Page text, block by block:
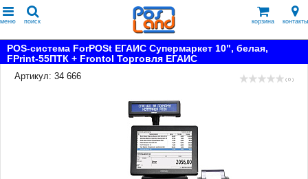
меню поиск корзина контакты
POS-система ForPOSt ЕГАИС Супермаркет 10", белая,
FPrint-55ПТК + Frontol Торговля ЕГАИС
Артикул: 34 666
( 0 )